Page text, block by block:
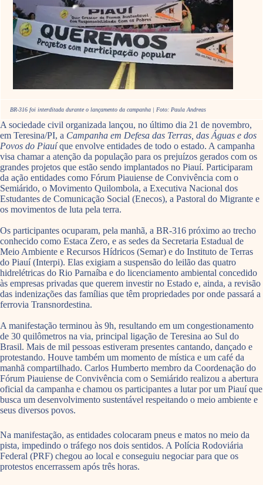
BR-316 foi interditada durante o lançamento da campanha | Foto: Paula Andreas
A sociedade civil organizada lançou, no último dia 21 de novembro,
em Teresina/PI, a Campanha em Defesa das Terras, das Águas e dos
Povos do Piauíque envolve entidades de todo o estado. A campanha
visa chamar a atenção da população para os prejuízos gerados com os
grandes projetos que estão sendo implantados no Piauí. Participaram
da ação entidades como Fórum Piauiense de Convivência com o
Semiárido, o Movimento Quilombola, a Executiva Nacional dos
Estudantes de Comunicação Social (Enecos), a Pastoral do Migrante e
os movimentos de luta pela terra.
Os participantes ocuparam, pela manhã, a BR-316 próximo ao trecho
conhecido como Estaca Zero, e as sedes da Secretaria Estadual de
Meio Ambiente e Recursos Hídricos (Semar) e do Instituto de Terras
do Piauí (Interpi). Elas exigiam a suspensão do leilão das quatro
hidrelétricas do Rio Parnaíba e do licenciamento ambiental concedido
às empresas privadas que querem investir no Estado e, ainda, a revisão
das indenizações das famílias que têm propriedades por onde passará a
ferrovia Transnordestina.
A manifestação terminou às 9h, resultando em um congestionamento
de 30 quilômetros na via, principal ligação de Teresina ao Sul do
Brasil. Mais de mil pessoas estiveram presentes cantando, dançado e
protestando. Houve também um momento de mística e um café da
manhã compartilhado. Carlos Humberto membro da Coordenação do
Fórum Piauiense de Convivência com o Semiárido realizou a abertura
oficial da campanha e chamou os participantes a lutar por um Piauí que
busca um desenvolvimento sustentável respeitando o meio ambiente e
seus diversos povos.
Na manifestação, as entidades colocaram pneus e matos no meio da
pista, impedindo o tráfego nos dois sentidos. A Polícia Rodoviária
Federal (PRF) chegou ao local e conseguiu negociar para que os
protestos encerrassem após três horas.